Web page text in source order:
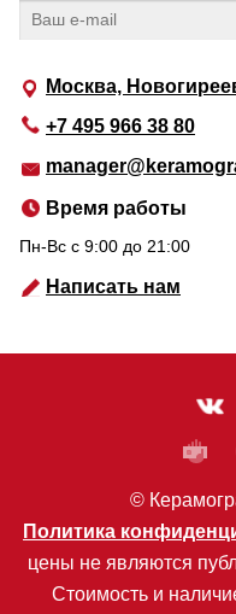
Москва,
+7 495 966 38 80
Время работы
Пн-Вс c 9:00 до 21:00
Написать нам
©
Политика
цены не являются
Стоимость и